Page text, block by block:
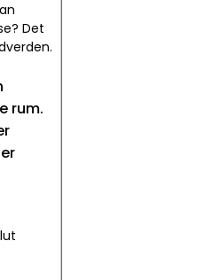
Det
rum.